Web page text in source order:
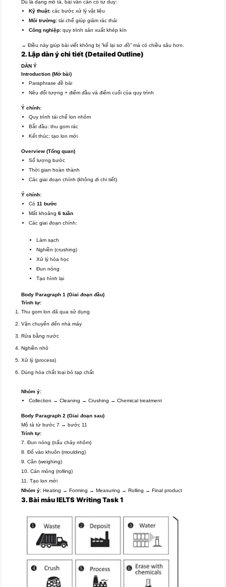
Dù là dạng mô tả, bài vẫn cần có tư duy:
Kỹ thuật: các bước xử lý vật liệu
Môi trường: tái chế giúp giảm rác thải
Công nghiệp: quy trình sản xuất khép kín
→ Điều này giúp bài viết không bị “kể lại sơ đồ” mà có chiều sâu hơn.
2. Lập dàn ý chi tiết (Detailed Outline)
DÀN Ý
Introduction (Mở bài)
Paraphrase đề bài
Nêu đối tượng + điểm đầu và điểm cuối của quy trình
Ý chính:
Quy trình tái chế lon nhôm
Bắt đầu: thu gom rác
Kết thúc: tạo lon mới
Overview (Tổng quan)
Số lượng bước
Thời gian hoàn thành
Các giai đoạn chính (không đi chi tiết)
Ý chính:
Có11 bước
Mất khoảng6 tuần
Các giai đoạn chính:
Làm sạch
Nghiền (crushing)
Xử lý hóa học
Đun nóng
Tạo hình lại
Body Paragraph 1 (Giai đoạn đầu)
Trình tự:
Thu gom lon đã qua sử dụng
Vận chuyển đến nhà máy
Rửa bằng nước
Nghiền nhỏ
Xử lý (process)
Dùng hóa chất loại bỏ tạp chất
Nhóm ý:
Collection → Cleaning → Crushing → Chemical treatment
Body Paragraph 2 (Giai đoạn sau)
Mô tả từ bước 7 → bước 11
Trình tự:
7. Đun nóng (nấu chảy nhôm)
8. Đổ vào khuôn (moulding)
9. Cân (weighing)
10. Cán mỏng (rolling)
11. Tạo lon mới
Nhóm ý:Heating → Forming → Measuring → Rolling → Final product
3. Bài mẫuIELTSWriting Task 1